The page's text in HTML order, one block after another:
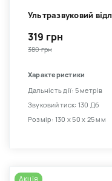
Ультразвуковий
319 грн
380 грн
Характеристики
Дальність дії: 5 метрів
Звуковий тиск: 130 Дб
Розмір: 130 х 50 х 25 мм